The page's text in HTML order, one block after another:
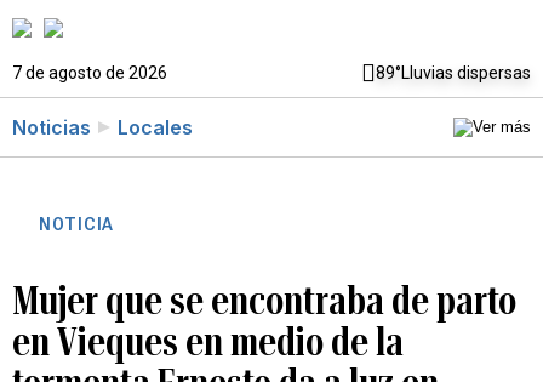
7 de agosto de 2026 89°Lluvias dispersas
Noticias Locales
NOTICIA
Mujer que se encontraba de parto
en Vieques en medio de la